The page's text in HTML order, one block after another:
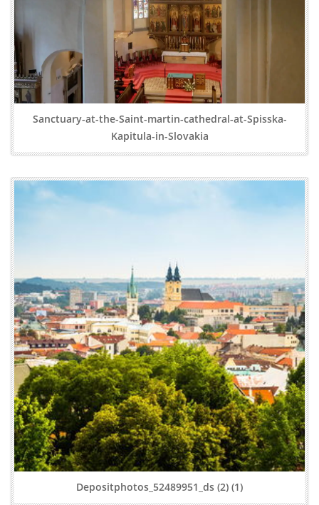
Sanctuary-at-the-Saint-martin-cathedral-at-Spisska-
Kapitula-in-Slovakia
Depositphotos_52489951_ds (2) (1)